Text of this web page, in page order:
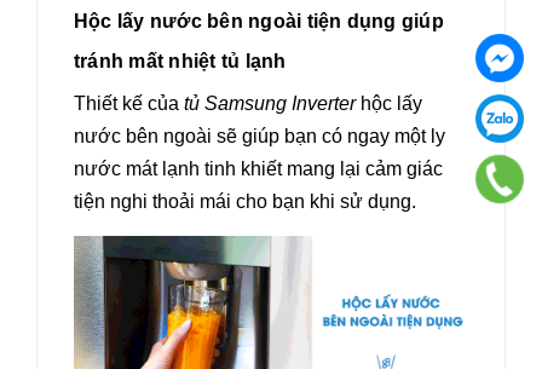
Hộc lấy nước bên ngoài tiện dụng giúp
tránh mất nhiệt tủ lạnh
Thiết kế của tủ Samsung Inverter hộc lấy
nước bên ngoài sẽ giúp bạn có ngay một ly
nước mát lạnh tinh khiết mang lại cảm giác
tiện nghi thoải mái cho bạn khi sử dụng.